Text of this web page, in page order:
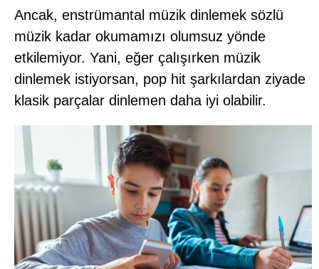
Ancak, enstrümantal müzik dinlemek sözlü
müzik kadar okumamızı olumsuz yönde
etkilemiyor. Yani, eğer çalışırken müzik
dinlemek istiyorsan, pop hit şarkılardan ziyade
klasik parçalar dinlemen daha iyi olabilir.